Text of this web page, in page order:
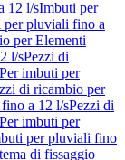
12 l/sImbuti per
per pluviali fino a
per Elementi
l/sPezzi di
Per imbuti per
di ricambio per
a 12 l/sPezzi di
Per imbuti per
per pluviali fino
di fissaggio